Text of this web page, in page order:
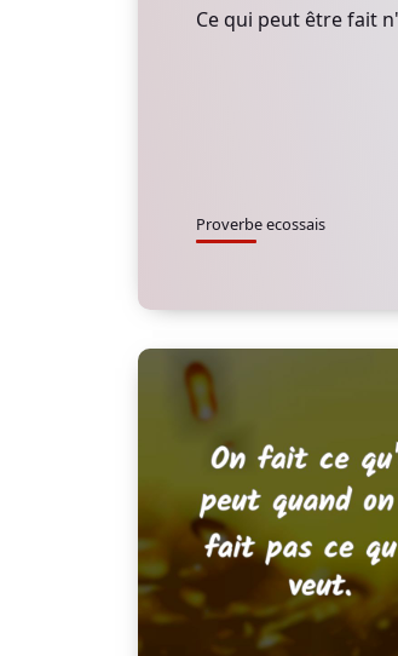
Ce qui peut être fait
Proverbe ecossais